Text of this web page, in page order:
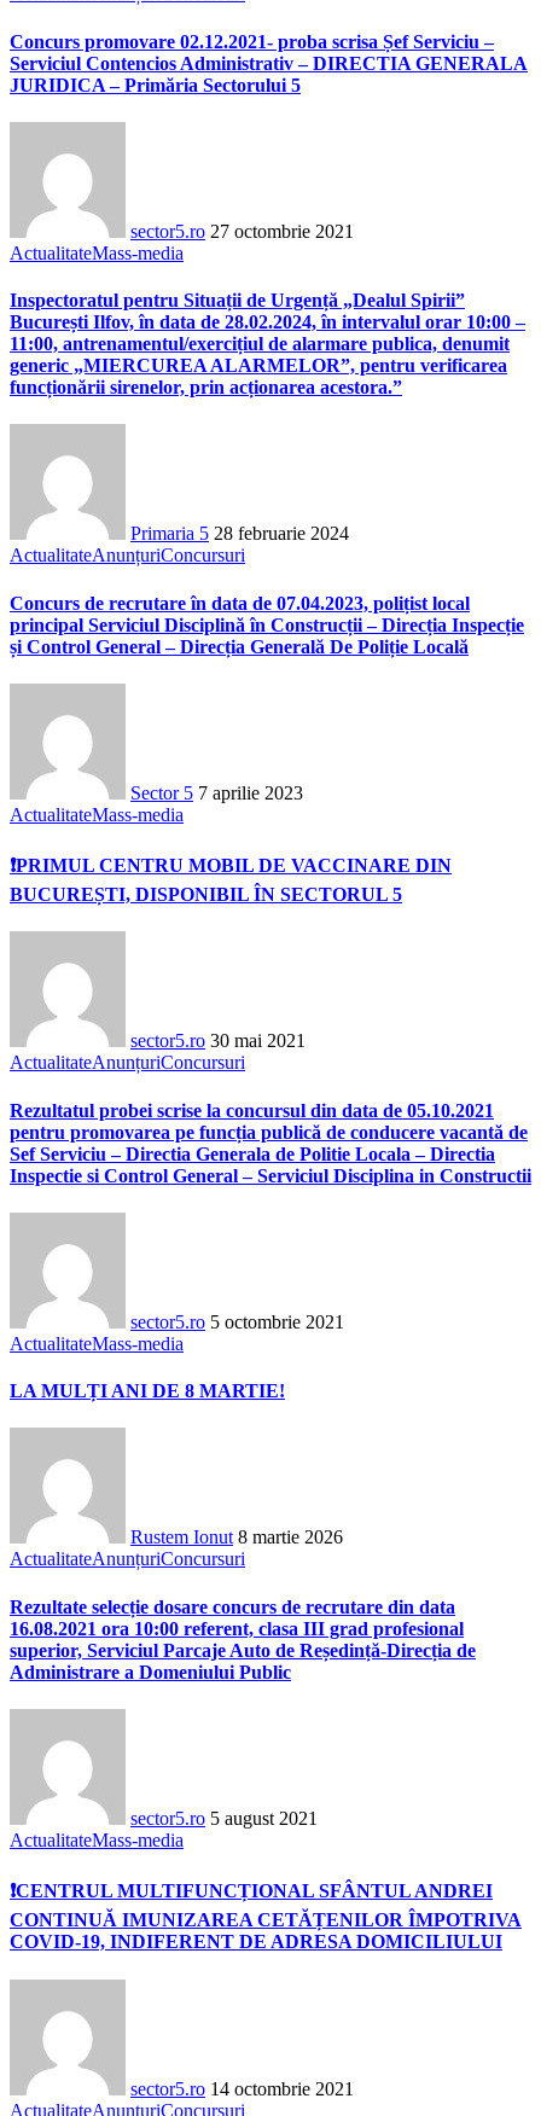
Concurs promovare 02.12.2021- proba scrisa Șef Serviciu –
Serviciul Contencios Administrativ – DIRECTIA GENERALA
JURIDICA – Primăria Sectorului 5
sector5.ro 27 octombrie 2021
ActualitateMass-media
Inspectoratul pentru Situații de Urgență „Dealul Spirii”
București Ilfov, în data de 28.02.2024, în intervalul orar 10:00 –
11:00, antrenamentul/exercițiul de alarmare publica, denumit
generic „MIERCUREA ALARMELOR”, pentru verificarea
funcționării sirenelor, prin acționarea acestora.”
Primaria 5 28 februarie 2024
ActualitateAnunțuriConcursuri
Concurs de recrutare în data de 07.04.2023, polițist local
principal Serviciul Disciplină în Construcții – Direcția Inspecție
și Control General – Direcția Generală De Poliție Locală
Sector 5 7 aprilie 2023
ActualitateMass-media
❗PRIMUL CENTRU MOBIL DE VACCINARE DIN
BUCUREȘTI, DISPONIBIL ÎN SECTORUL 5
sector5.ro 30 mai 2021
ActualitateAnunțuriConcursuri
Rezultatul probei scrise la concursul din data de 05.10.2021
pentru promovarea pe funcția publică de conducere vacantă de
Sef Serviciu – Directia Generala de Politie Locala – Directia
Inspectie si Control General – Serviciul Disciplina in Constructii
sector5.ro 5 octombrie 2021
ActualitateMass-media
LA MULȚI ANI DE 8 MARTIE!
Rustem Ionut 8 martie 2026
ActualitateAnunțuriConcursuri
Rezultate selecție dosare concurs de recrutare din data
16.08.2021 ora 10:00 referent, clasa III grad profesional
superior, Serviciul Parcaje Auto de Reședință-Direcția de
Administrare a Domeniului Public
sector5.ro 5 august 2021
ActualitateMass-media
❗CENTRUL MULTIFUNCȚIONAL SFÂNTUL ANDREI
CONTINUĂ IMUNIZAREA CETĂȚENILOR ÎMPOTRIVA
COVID-19, INDIFERENT DE ADRESA DOMICILIULUI
sector5.ro 14 octombrie 2021
ActualitateAnunțuriConcursuri